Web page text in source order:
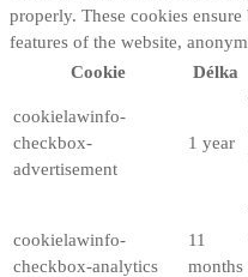
properly. These cookies
features of the website,
Cookie
Délka
cookielawinfo-
checkbox-
advertisement
1 year
cookielawinfo-
checkbox-analytics
11
months